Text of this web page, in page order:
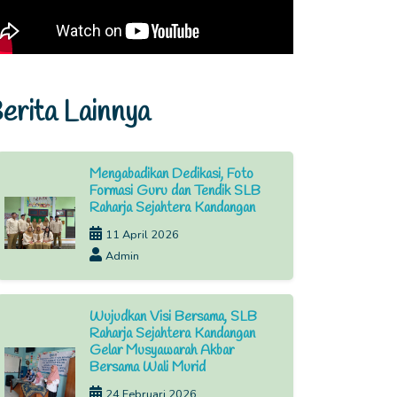
Lainnya
Mengabadikan Dedikasi, Foto
Formasi Guru dan Tendik SLB
Raharja Sejahtera Kandangan
11 April 2026
Admin
Wujudkan Visi Bersama, SLB
Raharja Sejahtera Kandangan
Gelar Musyawarah Akbar
Bersama Wali Murid